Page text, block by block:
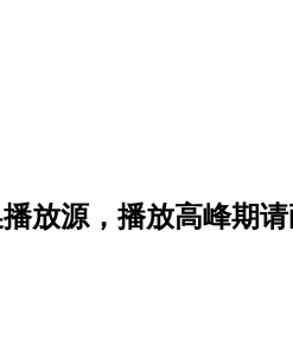
放源，播放高峰期